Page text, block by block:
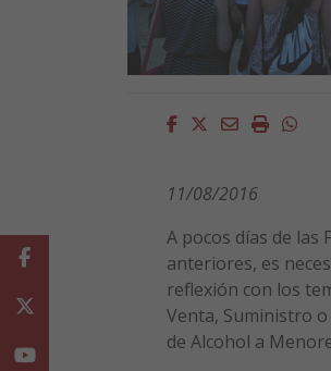
Facebook
Twitter
EmailImprimir
11/08/2016
A pocos días de las
anteriores, es
reflexión con los
Venta, Suministro
de Alcohol a
Facebook
Youtube